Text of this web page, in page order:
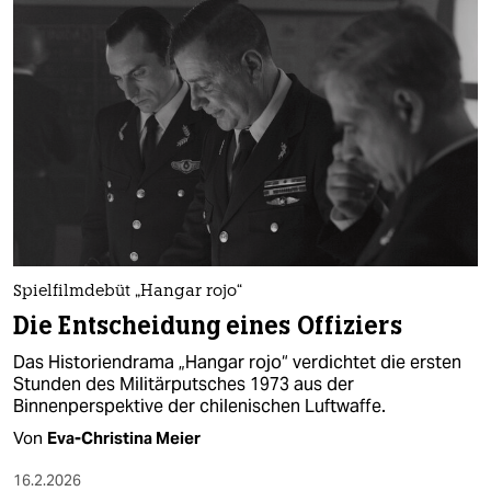
Spielfilmdebüt „Hangar rojo“
Die Entscheidung eines Offiziers
Das Historiendrama „Hangar rojo“ verdichtet die ersten
Stunden des Militärputsches 1973 aus der
Binnenperspektive der chilenischen Luftwaffe.
Von Eva-Christina Meier
16.2.2026